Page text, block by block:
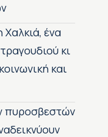
ένα
κι
και
πυροσβεστών